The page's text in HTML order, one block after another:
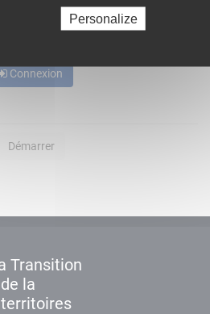
Personalize
Je crée mon
Connexion
Démarrer
Transition
la